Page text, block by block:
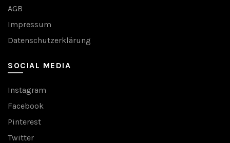
AGB
Impressum
Datenschutzerklärung
SOCIAL MEDIA
Instagram
Facebook
Pinterest
Twitter